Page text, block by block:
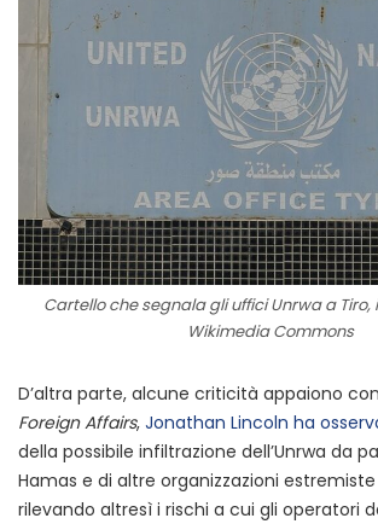
Cartello che segnala gli uffici Unrwa a Tiro,
Wikimedia Commons
D’altra parte, alcune criticità appaiono
Foreign Affairs, Jonathan Lincoln ha
della possibile infiltrazione dell’Unrwa da
Hamas e di altre organizzazioni
rilevando altresì i rischi a cui gli operatori